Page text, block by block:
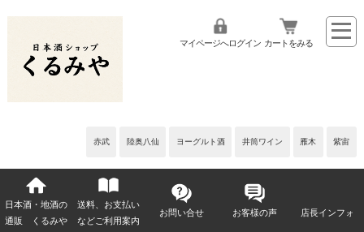
赤武 陸奥八仙 ヨーグルト酒 井筒ワイン 雁木 紫宙
マイページへログイン カートをみる
日本酒・地酒の
通販 くるみや
送料、お支払い
などご利用案内
お問い合せ お客様の声 店長インフォ